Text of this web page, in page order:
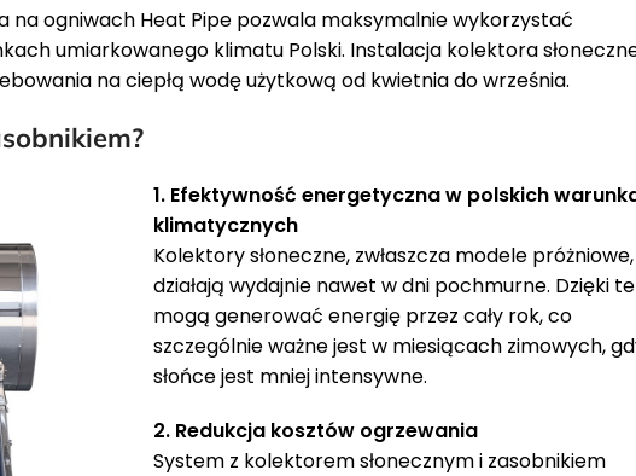
ogniwach Heat Pipe pozwala maksymalnie wykorzystać
umiarkowanego klimatu Polski. Instalacja kolektora
na ciepłą wodę użytkową od kwietnia do września.
1. Efektywność energetyczna w polskich
klimatycznych
Kolektory słoneczne, zwłaszcza modele próżniowe,
działają wydajnie nawet w dni pochmurne. Dzięki
mogą generować energię przez cały rok, co
szczególnie ważne jest w miesiącach zimowych,
słońce jest mniej intensywne.
2. Redukcja kosztów ogrzewania
System z kolektorem słonecznym i zasobnikiem